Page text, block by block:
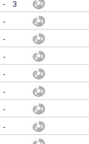
- 3
-
-
-
-
-
-
-